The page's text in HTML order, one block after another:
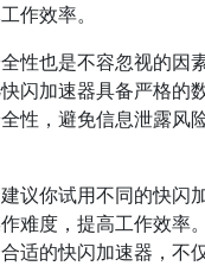
作效率。
性也是不容忽视的
闪加速器具备严格的
性，避免信息泄露风
议你试用不同的快闪
难度，提高工作效
适的快闪加速器，不